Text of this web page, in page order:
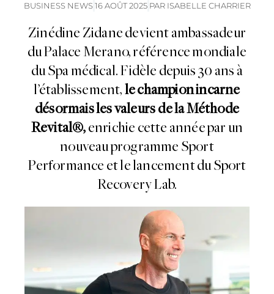
BUSINESS NEWS 16 AOÛT 2025 PARISABELLE CHARRIER
Zinédine Zidane devient ambassadeur
du Palace Merano, référence mondiale
du Spa médical. Fidèle depuis 30 ans à
l’établissement, le champion incarne
désormais les valeurs de la Méthode
Revital®, enrichie cette année par un
nouveau programme Sport
Performance et le lancement du Sport
Recovery Lab.